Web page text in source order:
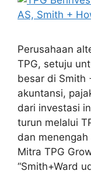
Perusahaan
TPG, setuju
besar di Smith
akuntansi,
dari investasi
turun melalui
dan
Mitra TPG
“Smith+Ward